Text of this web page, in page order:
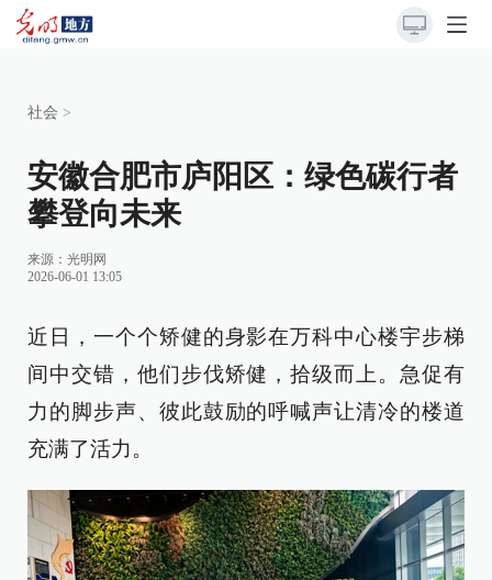
社会 >
安徽合肥市庐阳区：绿色碳行者
攀登向未来
来源： 光明网
2026-06-01 13:05
近日，一个个矫健的身影在万科中心楼宇步梯
间中交错，他们步伐矫健，拾级而上。急促有
力的脚步声、彼此鼓励的呼喊声让清冷的楼道
充满了活力。